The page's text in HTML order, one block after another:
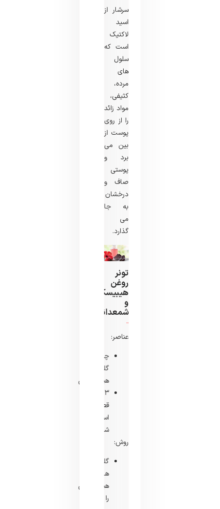
سرشار از
اسید
لاکتیک
است که
سلول
های
مرده،
کثیفی،
مواد زائد
را از روی
پوست از
بین می
برد و
پوستی
صاف و
درخشان
به جا
می
گذارد.
تونر
روغن
هیبیسکوس
و
شمعدانی
عناصر:
چند
گلبرگ
هیبیسکوس
۳
قطره
اسانس
شمعدانی
روش:
گلبرگ
های
هیبیسکوس
را